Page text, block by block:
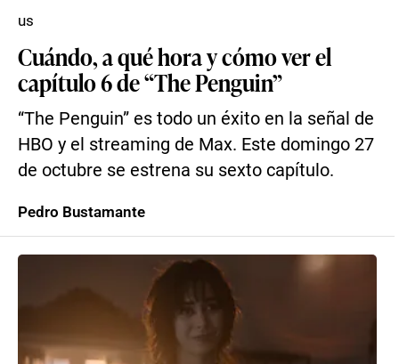
Cuándo, a qué hora y cómo ver el
capítulo 6 de “The Penguin”
“The Penguin” es todo un éxito en la señal de
HBO y el streaming de Max. Este domingo 27
de octubre se estrena su sexto capítulo.
us
Pedro Bustamante